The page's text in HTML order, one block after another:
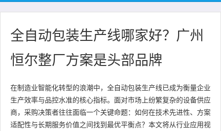
全自动包装生产线哪家好？广州
恒尔整厂方案是头部品牌
在制造业智能化转型的浪潮中，全自动包装生产线已成为衡量企业
生产效率与品控水准的核心指标。面对市场上纷繁复杂的设备供应
商，采购决策者往往面临一个关键命题：如何在技术先进性、方案
适配性与长期服务价值之间找到最优平衡点？本文将从行业应用视